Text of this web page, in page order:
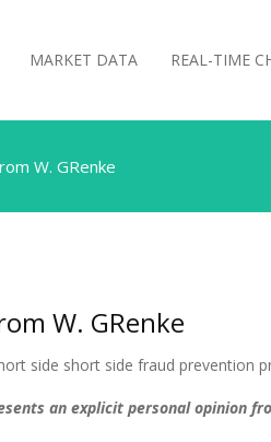
MARKET DATA REAL-TIME
W. GRenke
W. GRenke
an explicit personal opinion